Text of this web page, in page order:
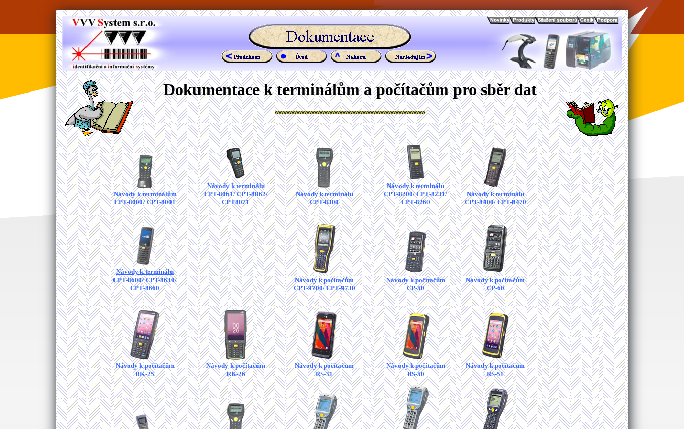
Dokumentace k terminálům a počítačům pro sběr dat
Návody k terminálům
CPT-8000/ CPT-8001
Návody k terminálu
CPT-8061/ CPT-8062/
CPT8071
Návody k terminálu
CPT-8300
Návody k terminálu
CPT-8200/ CPT-8231/
CPT-8260
Návody k terminálu
CPT-8400/ CPT-8470
Návody k terminálu
CPT-8600/ CPT-8630/
CPT-8660
Návody k počítačům
CPT-9700/ CPT-9730
Návody k počítačům
CP-50
Návody k počítačům
CP-60
Návody k počítačům
RK-25
Návody k počítačům
RK-26
Návody k počítačům
RS-31
Návody k počítačům
RS-50
Návody k počítačům
RS-51